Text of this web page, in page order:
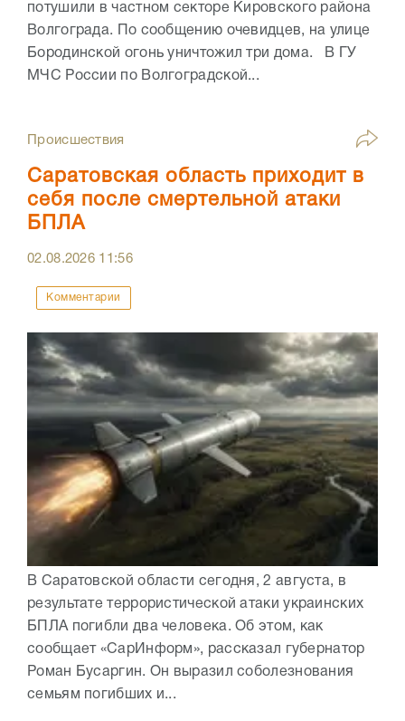
потушили в частном секторе Кировского района
Волгограда. По сообщению очевидцев, на улице
Бородинской огонь уничтожил три дома. В ГУ
МЧС России по Волгоградской...
Происшествия
Саратовская область приходит в
себя после смертельной атаки
БПЛА
02.08.2026 11:56
Комментарии
В Саратовской области сегодня, 2 августа, в
результате террористической атаки украинских
БПЛА погибли два человека. Об этом, как
сообщает «СарИнформ», рассказал губернатор
Роман Бусаргин. Он выразил соболезнования
семьям погибших и...